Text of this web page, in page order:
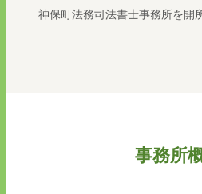
神保町法務司法書士事務所を開
事務所